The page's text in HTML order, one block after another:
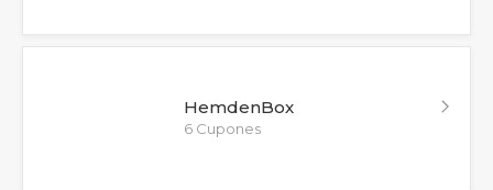
HemdenBox
6 Cupones